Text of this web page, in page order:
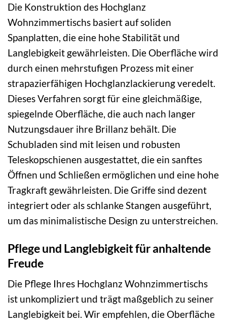
Die Konstruktion des Hochglanz
Wohnzimmertischs basiert auf soliden
Spanplatten, die eine hohe Stabilität und
Langlebigkeit gewährleisten. Die Oberfläche wird
durch einen mehrstufigen Prozess mit einer
strapazierfähigen Hochglanzlackierung veredelt.
Dieses Verfahren sorgt für eine gleichmäßige,
spiegelnde Oberfläche, die auch nach langer
Nutzungsdauer ihre Brillanz behält. Die
Schubladen sind mit leisen und robusten
Teleskopschienen ausgestattet, die ein sanftes
Öffnen und Schließen ermöglichen und eine hohe
Tragkraft gewährleisten. Die Griffe sind dezent
integriert oder als schlanke Stangen ausgeführt,
um das minimalistische Design zu unterstreichen.
Pflege und Langlebigkeit für anhaltende
Freude
Die Pflege Ihres Hochglanz Wohnzimmertischs
ist unkompliziert und trägt maßgeblich zu seiner
Langlebigkeit bei. Wir empfehlen, die Oberfläche